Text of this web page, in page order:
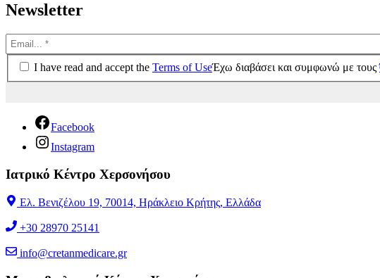
Newsletter
I have read and accept the Terms of UseΈχω διαβάσει και συμφωνώ με τους
Facebook
Instagram
Ιατρικό Κέντρο Χερσονήσου
Ελ. Βενιζέλου 19, 70014, Ηράκλειο Κρήτης, Ελλάδα
+30 28970 25141
info@cretanmedicare.gr